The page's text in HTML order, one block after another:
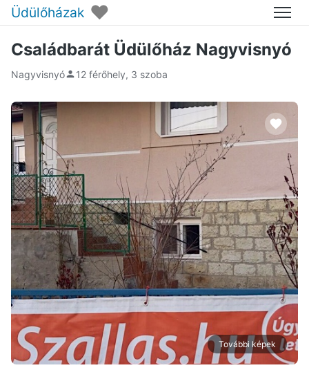
Üdülőházak ♥ Menü
Családbarát Üdülőház Nagyvisnyó
Nagyvisnyó 12 férőhely, 3 szoba
További képek